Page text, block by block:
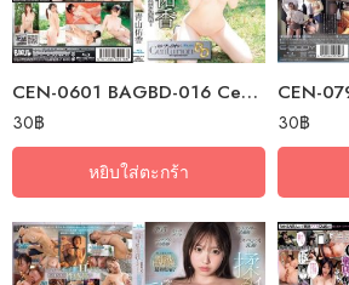
CEN-0601 BAGBD-016 Centurion Yuka Aoyama
30฿
หยิบใส่ตะกร้า
30฿